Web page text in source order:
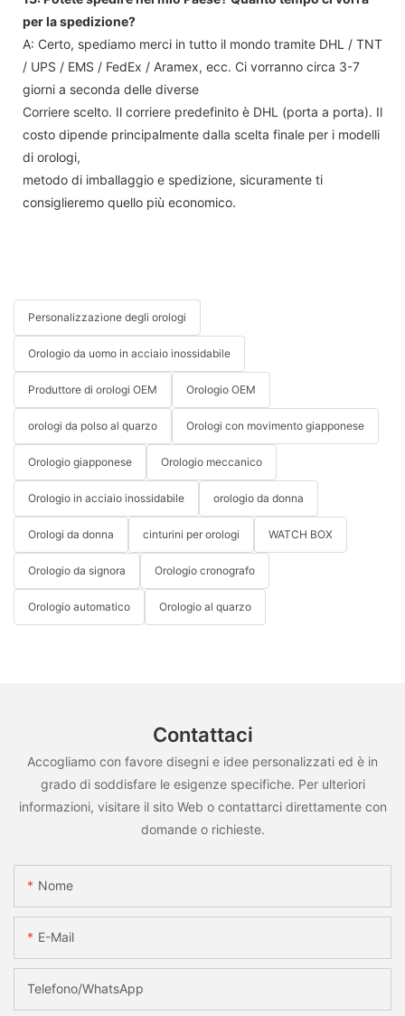
per la spedizione?
A: Certo, spediamo merci in tutto il mondo tramite DHL / TNT
/ UPS / EMS / FedEx / Aramex, ecc. Ci vorranno circa 3-7
giorni a seconda delle diverse
Corriere scelto. Il corriere predefinito è DHL (porta a porta). Il
costo dipende principalmente dalla scelta finale per i modelli
di orologi,
metodo di imballaggio e spedizione, sicuramente ti
consiglieremo quello più economico.
Personalizzazione degli orologi
Orologio da uomo in acciaio inossidabile
Produttore di orologi OEM Orologio OEM
orologi da polso al quarzo Orologi con movimento giapponese
Orologio giapponese Orologio meccanico
Orologio in acciaio inossidabile orologio da donna
Orologi da donna cinturini per orologi WATCH BOX
Orologio da signora Orologio cronografo
Orologio automatico Orologio al quarzo
Contattaci
Accogliamo con favore disegni e idee personalizzati ed è in
grado di soddisfare le esigenze specifiche. Per ulteriori
informazioni, visitare il sito Web o contattarci direttamente con
domande o richieste.
Nome
E-Mail
Telefono/WhatsApp